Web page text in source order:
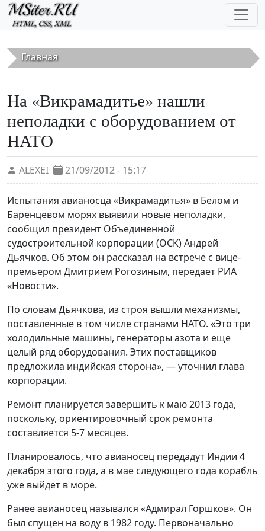
Перейти к основному содержанию
Главная
На «Викрамадитье» нашли
неполадки с оборудованием от
НАТО
ALEXEI 21/09/2012 - 15:17
Испытания авианосца «Викрамадитья» в Белом и
Баренцевом морях выявили новые неполадки,
сообщил президент Объединенной
судостроительной корпорации (ОСК) Андрей
Дьячков. Об этом он рассказал на встрече с вице-
премьером Дмитрием Рогозиным, передает РИА
«Новости».
По словам Дьячкова, из строя вышли механизмы,
поставленные в том числе странами НАТО. «Это три
холодильные машины, генераторы азота и еще
целый ряд оборудования. Этих поставщиков
предложила индийская сторона», — уточнил глава
корпорации.
Ремонт планируется завершить к маю 2013 года,
поскольку, ориентировочный срок ремонта
составляется 5-7 месяцев.
Планировалось, что авианосец передадут Индии 4
декабря этого года, а в мае следующего года корабль
уже выйдет в море.
Ранее авианосец назывался «Адмирал Горшков». Он
был спущен на воду в 1982 году. Первоначально